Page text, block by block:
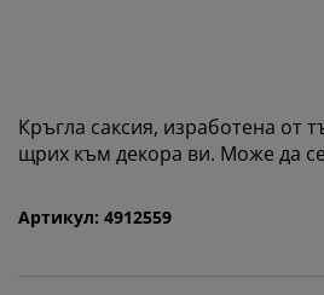
Кръгла саксия, изработена от
щрих към декора ви. Може да
Артикул: 4912559